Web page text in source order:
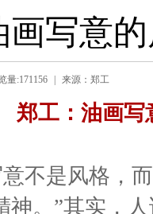
画写意
量:171156 来源：郑工
郑工：油画
不是风格，
神。”其实，